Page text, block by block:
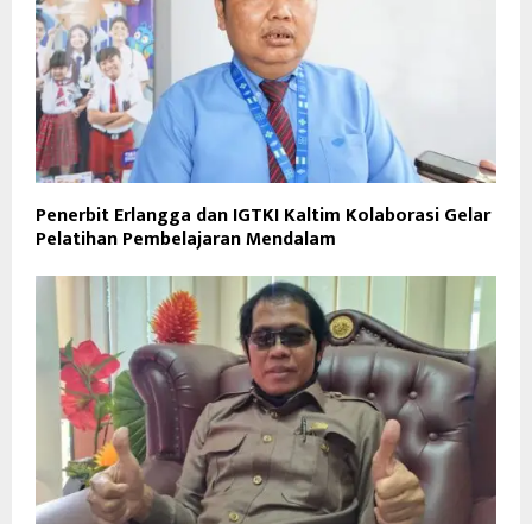
Penerbit Erlangga dan IGTKI Kaltim Kolaborasi Gelar
Pelatihan Pembelajaran Mendalam